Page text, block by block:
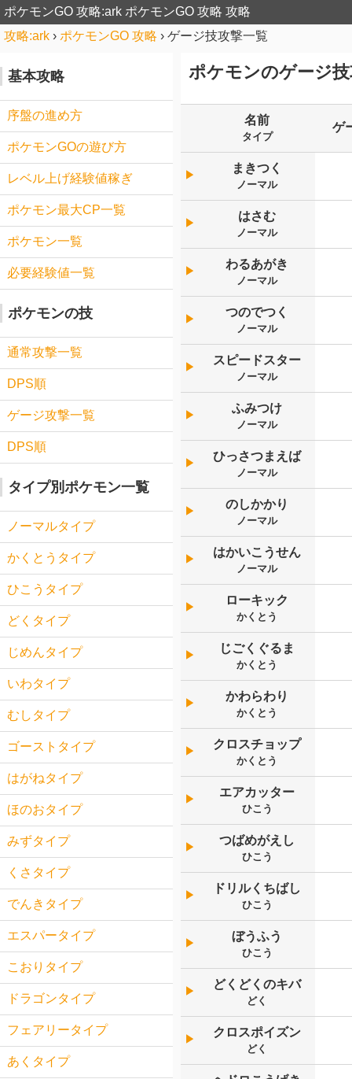
ポケモンGO 攻略:ark ポケモンGO 攻略 攻略
攻略:ark › ポケモンGO 攻略 › ゲージ技攻撃一覧
ポケモンのゲージ
名前
タイプ
ゲ
▶︎
まきつく
ノーマル
▶︎
はさむ
ノーマル
▶︎
わるあがき
ノーマル
▶︎
つのでつく
ノーマル
▶︎
スピードスター
ノーマル
▶︎
ふみつけ
ノーマル
▶︎
ひっさつまえば
ノーマル
▶︎
のしかかり
ノーマル
▶︎
はかいこうせん
ノーマル
▶︎
ローキック
かくとう
▶︎
じごくぐるま
かくとう
▶︎
かわらわり
かくとう
▶︎
クロスチョップ
かくとう
▶︎
エアカッター
ひこう
▶︎
つばめがえし
ひこう
▶︎
ドリルくちばし
ひこう
▶︎
ぼうふう
ひこう
▶︎
どくどくのキバ
どく
▶︎
クロスポイズン
どく
基本攻略
序盤の進め方
ポケモンGOの遊び方
レベル上げ経験値稼ぎ
ポケモン最大CP一覧
ポケモン一覧
必要経験値一覧
ポケモンの技
通常攻撃一覧
DPS順
ゲージ攻撃一覧
DPS順
タイプ別ポケモン一覧
ノーマルタイプ
かくとうタイプ
ひこうタイプ
どくタイプ
じめんタイプ
いわタイプ
むしタイプ
ゴーストタイプ
はがねタイプ
ほのおタイプ
みずタイプ
くさタイプ
でんきタイプ
エスパータイプ
こおりタイプ
ドラゴンタイプ
フェアリータイプ
あくタイプ